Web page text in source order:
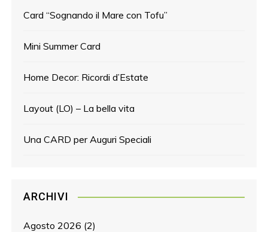
Card “Sognando il Mare con Tofu”
Mini Summer Card
Home Decor: Ricordi d’Estate
Layout (LO) – La bella vita
Una CARD per Auguri Speciali
ARCHIVI
Agosto 2026 (2)